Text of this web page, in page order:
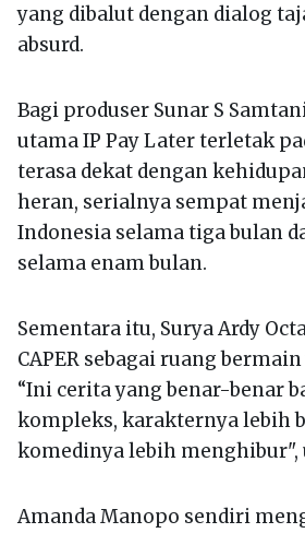
yang dibalut dengan dialog
absurd.
Bagi produser Sunar S
utama IP Pay Later terletak
terasa dekat dengan
heran, serialnya sempat
Indonesia selama tiga bulan
selama enam bulan.
Sementara itu, Surya Ardy
CAPER sebagai ruang
“Ini cerita yang benar-benar
kompleks, karakternya lebih
komedinya lebih menghibur",
Amanda Manopo sendiri